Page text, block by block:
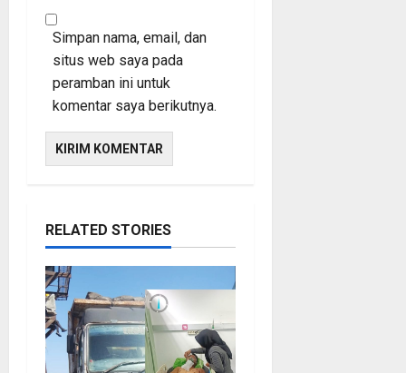
Simpan nama, email, dan
situs web saya pada
peramban ini untuk
komentar saya berikutnya.
RELATED STORIES